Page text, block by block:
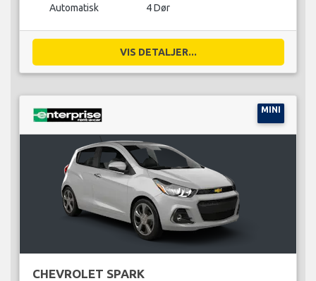
Automatisk 4 Dør
VIS DETALJER...
MINI
CHEVROLET SPARK